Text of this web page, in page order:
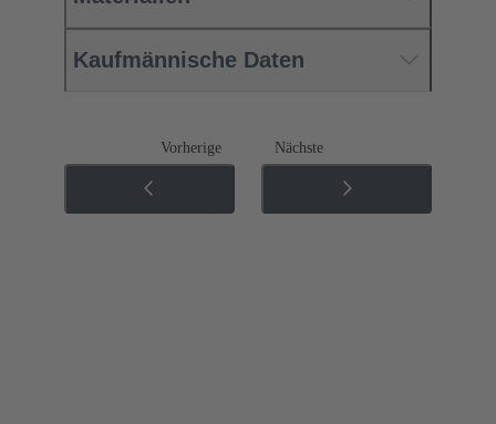
Kaufmännische Daten
Vorherige Nächste